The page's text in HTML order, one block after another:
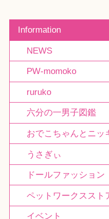
Information
NEWS
PW-momoko
ruruko
六分の一男子図鑑
おでこちゃんとニッ
うさぎぃ
ドールファッション
ペットワークススト
イベント